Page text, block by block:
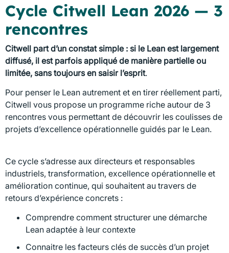
Cycle Citwell Lean 2026 — 3
rencontres
Citwell part d’un constat simple : si le Lean est largement
diffusé, il est parfois appliqué de manière partielle ou
limitée, sans toujours en saisir l’esprit.
Pour penser le Lean autrement et en tirer réellement parti,
Citwell vous propose un programme riche autour de 3
rencontres vous permettant de découvrir les coulisses de
projets d’excellence opérationnelle guidés par le Lean.
Ce cycle s’adresse aux directeurs et responsables
industriels, transformation, excellence opérationnelle et
amélioration continue, qui souhaitent au travers de
retours d’expérience concrets :
Comprendre comment structurer une démarche
Lean adaptée à leur contexte
Connaitre les facteurs clés de succès d’un projet